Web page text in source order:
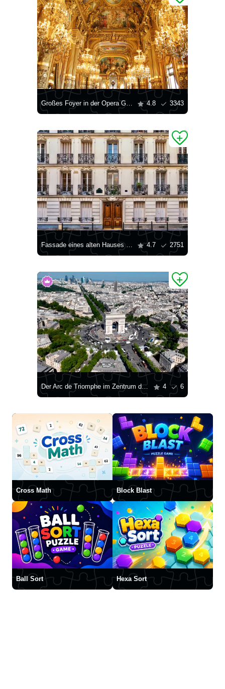
Großes Foyer in der Opera Garnier 4.8 3343
Fassade eines alten Hauses in Paris 4.7 2751
Der Arc de Triomphe im Zentrum des Place Charles de Gaulle 4 6
Cross Math Block Blast
Ball Sort Hexa Sort